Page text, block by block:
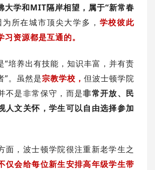
大学和MIT隔岸相望，属于“新常春
为所在城市顶尖大学多， 学校彼此
资源都是互通的。
“培养出有技能，知识丰富，并有责
”。虽然是宗教学校， 但波士顿学院
不是非常保守，而是非常开放、民
人文关怀，学生可以自由选择参加
面，波士顿学院很注重新老学生之
仅会给每位新生安排高年级学生带